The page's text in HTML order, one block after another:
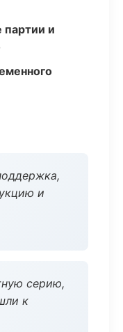
партии и
и
серию,
к